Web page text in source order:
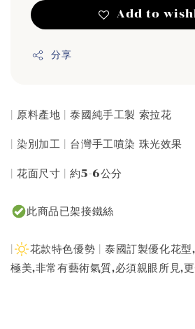
Add to
分享
| 原料產地 | 泰國純手工製 索拉花
| 染別加工 | 台灣手工噴染 珠光效果
| 花面尺寸 | 約5-6公分
此商品已架接鐵絲
花款特色優勢 | 泰國訂製優化花
極美,非常有藝術氣質,必須親眼所見,